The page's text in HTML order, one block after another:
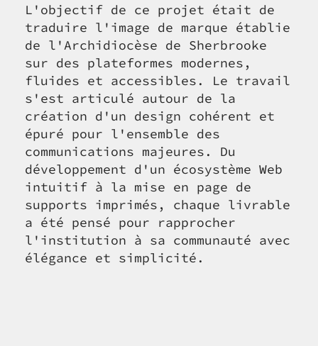
L'objectif de ce projet était de
traduire l'image de marque établie
de l'Archidiocèse de Sherbrooke
sur des plateformes modernes,
fluides et accessibles. Le travail
s'est articulé autour de la
création d'un design cohérent et
épuré pour l'ensemble des
communications majeures. Du
développement d'un écosystème Web
intuitif à la mise en page de
supports imprimés, chaque livrable
a été pensé pour rapprocher
l'institution à sa communauté avec
élégance et simplicité.